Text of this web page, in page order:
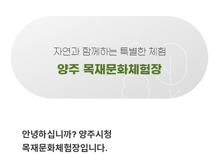
자연과 함께하는 특별한 체험
양주 목재문화체험장
안녕하십니까? 양주시청
목재문화체험장입니다.